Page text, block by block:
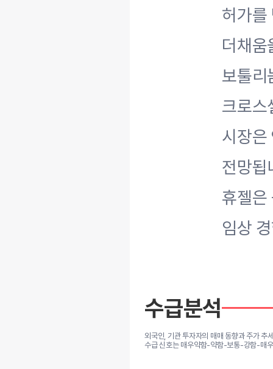
허가를
더채움
보툴리
크로스
시장
전망
휴젤은
임상
수급분석
외국인, 기관 투자자의 매매 동향과 주가 추
수급 신호는 매우약함-약함-보통-강함-매